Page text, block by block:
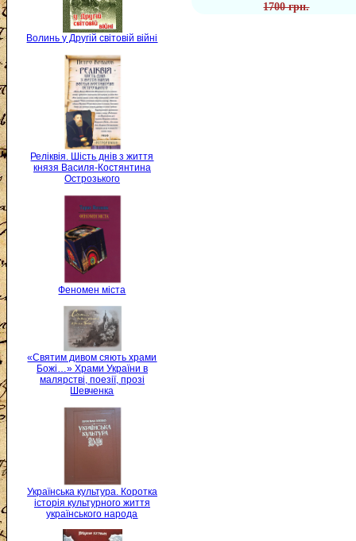
Волинь у Другій світовій війні
Реліквія. Шість днів з життя
князя Василя-Костянтина
Острозького
Феномен міста
«Святим дивом сяють храми
Божі…» Храми України в
малярстві, поезії, прозі
Шевченка
Українська культура. Коротка
історія культурного життя
українського народа
1700 грн.